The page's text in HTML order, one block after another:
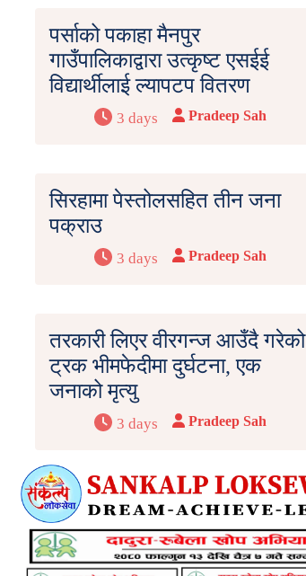
पर्साको पकाहा मैनपुर
गाउँपालिकाद्वारा उत्कृष्ट एसईई
विद्यार्थीलाई ल्यापटप वितरण
3 days Pradeep Sah
सिरहामा पेस्तोलसहित तीन जना
पक्राउ
3 days Pradeep Sah
तरकारी लिएर वीरगन्ज आउँदै गरेको
ट्रक भीमफेदीमा दुर्घटना, एक
जनाको मृत्यु
3 days Pradeep Sah